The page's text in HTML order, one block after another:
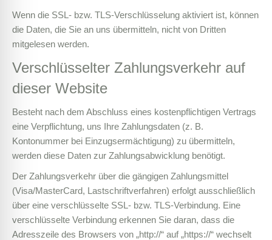
Wenn die SSL- bzw. TLS-Verschlüsselung aktiviert ist, können
die Daten, die Sie an uns übermitteln, nicht von Dritten
mitgelesen werden.
Verschlüsselter Zahlungsverkehr auf
dieser Website
Besteht nach dem Abschluss eines kostenpflichtigen Vertrags
eine Verpflichtung, uns Ihre Zahlungsdaten (z. B.
Kontonummer bei Einzugsermächtigung) zu übermitteln,
werden diese Daten zur Zahlungsabwicklung benötigt.
Der Zahlungsverkehr über die gängigen Zahlungsmittel
(Visa/MasterCard, Lastschriftverfahren) erfolgt ausschließlich
über eine verschlüsselte SSL- bzw. TLS-Verbindung. Eine
verschlüsselte Verbindung erkennen Sie daran, dass die
Adresszeile des Browsers von „http://“ auf „https://“ wechselt